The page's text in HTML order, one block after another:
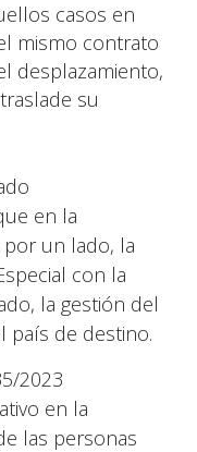
casos en
mismo contrato
desplazamiento,
su
en la
por un lado, la
con la
la gestión del
país de destino.
2023
en la
las personas